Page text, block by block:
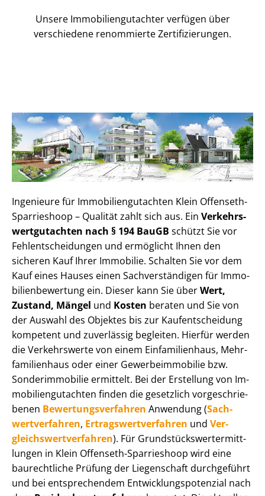
Unsere Immobilien­gutachter verfügen über
verschiedene renommierte Zer­ti­fi­zie­run­gen.
Ingenieure für Im­mo­bi­li­en­gut­ach­ten Klein Offenseth-
Sparrieshoop – Qualität zahlt sich aus. Ein Ver­kehrs­
wert­gut­ach­ten nach § 194 BauGB schützt Sie vor
Fehl­ent­schei­dun­gen und ermöglicht Ihnen den
sicheren Kauf Ihrer Immobilie. Schalten Sie vor dem
Kauf eines Hauses einen Sach­ver­stän­di­gen für Im­mo­
bi­li­en­be­wer­tung ein. Dieser kann Sie überWert,
Zustand, Mängel und Kosten beraten und Sie von
der Auswahl des Objektes bis zur Kauf­ent­schei­dung
kompetent und zuverlässig begleiten. Hierfür werden
die Verkehrswerte von einem Einfamilienhaus, Mehr­
fa­mi­li­en­haus oder einer Ge­wer­be­im­mo­bi­lie bzw.
Sonderimmobilie ermittelt. Bei der Erstellung von Im­
mo­bi­li­en­gut­ach­ten finden die gesetzlich vor­ge­schrie­
be­nen Be­wer­tungs­ver­fah­ren Anwendung (Sach­
wert­ver­fah­ren, Er­trags­wert­ver­fah­ren und Ver­
gleichs­wert­ver­fah­ren). Für Grund­stücks­wert­ermitt­
lun­gen in Klein Offenseth-Sparrieshoop wird eine
baurechtliche Prüfung der Liegenschaft durchgeführt
und bei entsprechendem Ent­wick­lungs­po­ten­zi­al nach